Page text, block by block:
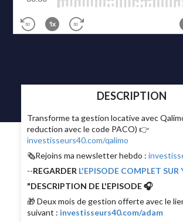
DESCRIPTION
Transforme ta gestion locative avec
reduction avec le code PACO) 👉
investisseurs40.com/qalimo
🗞Rejoins ma newsletter hebdo :
--REGARDER L'EPISODE COMPLET SUR
"DESCRIPTION DE L'EPISODE 🎧
🎁 Deux mois de gestion offerte avec le
suivant : investisseurs40.com/adam